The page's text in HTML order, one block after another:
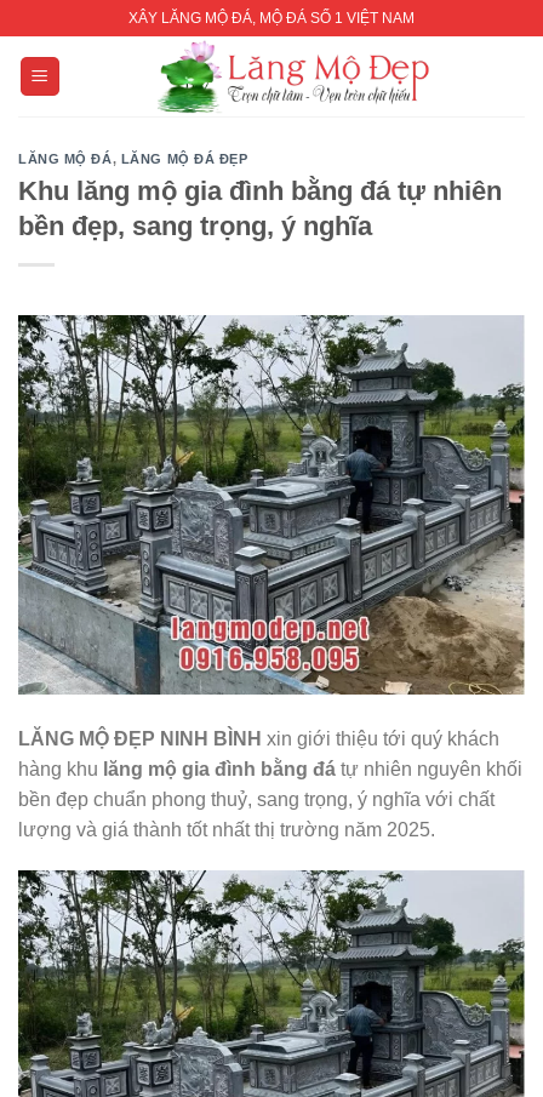
content
XÂY LĂNG MỘ ĐÁ, MỘ ĐÁ SỐ 1 VIỆT NAM
LĂNG MỘ ĐÁ, LĂNG MỘ ĐÁ ĐẸP
Khu lăng mộ gia đình bằng đá tự nhiên
bền đẹp, sang trọng, ý nghĩa
LĂNG MỘ ĐẸP NINH BÌNH xin giới thiệu tới quý khách
hàng khu lăng mộ gia đình bằng đá tự nhiên nguyên khối
bền đẹp chuẩn phong thuỷ, sang trọng, ý nghĩa với chất
lượng và giá thành tốt nhất thị trường năm 2025.